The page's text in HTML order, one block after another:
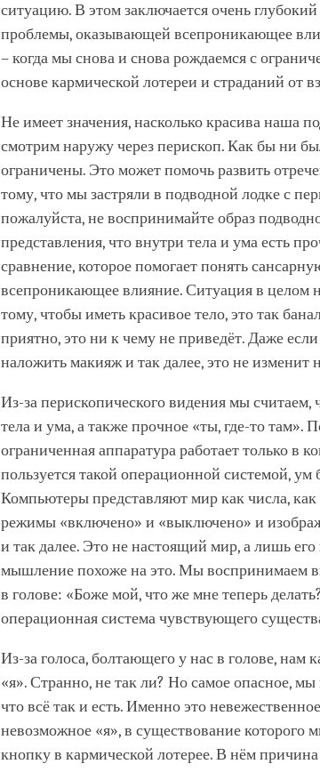
ситуацию. В этом заключается очень
проблемы, оказывающей всепроникающее
– когда мы снова и снова рождаемся с
основе кармической лотереи и страданий от
Не имеет значения, насколько красива наша
смотрим наружу через перископ. Как бы ни
ограничены. Это может помочь развить
тому, что мы застряли в подводной лодке с
пожалуйста, не воспринимайте образ
представления, что внутри тела и ума есть
сравнение, которое помогает понять
всепроникающее влияние. Ситуация в целом
тому, чтобы иметь красивое тело, это так
приятно, это ни к чему не приведёт. Даже
наложить макияж и так далее, это не изменит
Из-за перископического видения мы считаем,
тела и ума, а также прочное «ты, где-то там».
ограниченная аппаратура работает только в
пользуется такой операционной системой,
Компьютеры представляют мир как числа,
режимы «включено» и «выключено» и
и так далее. Это не настоящий мир, а лишь
мышление похоже на это. Мы воспринимаем
в голове: «Боже мой, что же мне теперь
операционная система чувствующего
Из-за голоса, болтающего у нас в голове, нам
«я». Странно, не так ли? Но самое опасное,
что всё так и есть. Именно это
невозможное «я», в существование которого
кнопку в кармической лотерее. В нём